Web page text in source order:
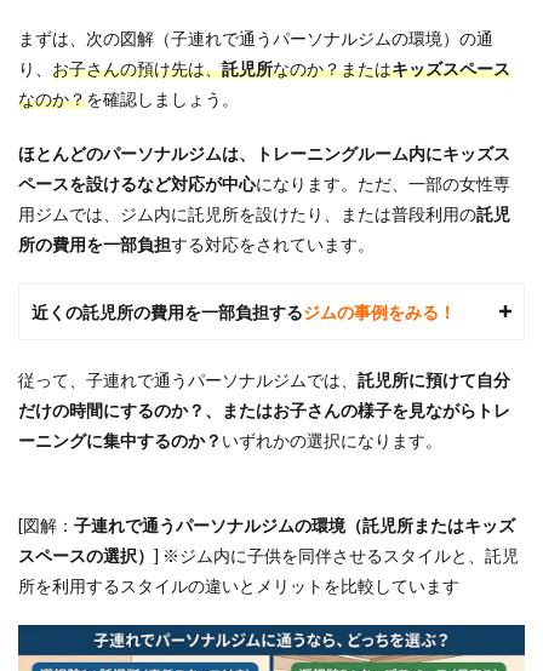
ほか
の地
域の
子連
れで
るパ
ーソ
ジム
もチ
8
文献
まずは、次の図解（子連れで通うパーソナルジムの環境）の通
り、 お子さんの預け先は、託児所なのか？またはキッズスペース
なのか？を確認しましょう。
ほとんどのパーソナルジムは、トレーニングルーム内にキッズス
ペースを設けるなど対応が中心になります。ただ、一部の女性専
用ジムでは、ジム内に託児所を設けたり、または普段利用の託児
所の費用を一部負担する対応をされています。
近くの託児所の費用を一部負担するジムの事例をみる！
従って、子連れで通うパーソナルジムでは、 託児所に預けて自分
だけの時間にするのか？、またはお子さんの様子を見ながらトレ
ーニングに集中するのか？ いずれかの選択になります。
[図解： 子連れで通うパーソナルジムの環境（託児所またはキッズ
スペースの選択） ] ※ジム内に子供を同伴させるスタイルと、託児
所を利用するスタイルの違いとメリットを比較しています